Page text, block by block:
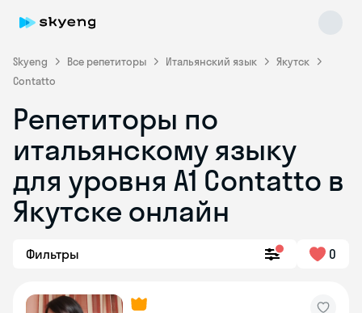
Skyeng Все репетиторы Итальянский язык
Якутск
Contatto
Репетиторы по
итальянскому языку
для уровня А1 Contatto в
Якутске онлайн
Фильтры 0
Skyeng Chat
online